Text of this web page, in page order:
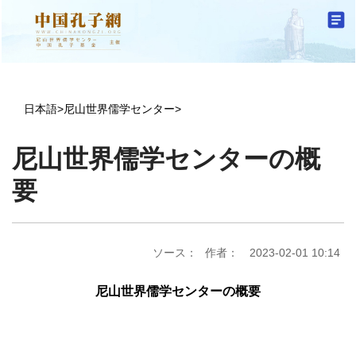
日本語>尼山世界儒学センター>
尼山世界儒学センターの概
要
ソース： 作者： 2023-02-01 10:14
尼山世界儒学センターの概要